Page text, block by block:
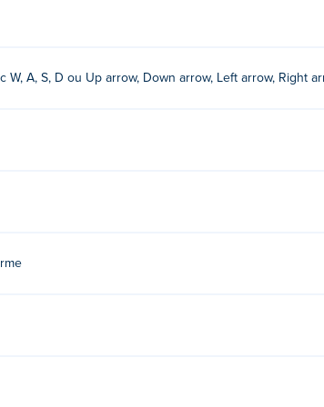
W, A, S, D ou Up arrow, Down arrow, Left arrow, Right